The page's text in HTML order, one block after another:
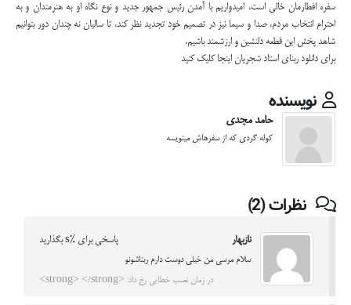
سفره افطارمان خالی است، امیدواریم با آمدن رئیس جمهور جدید و نوع نگاه او به هنرمندان و به
احترام انتخاب مردم، صدا و سیما نیز در تصمیم خود تجدید نظر کند، تا سالیان نه چندان دور بتوانیم
شاهد پخش این قطعه دلنشین و ارزشمند باشیم.
برای دانلود ربنای استاد شجریان اینجا کلیک کنید
نویسنده
حامد مجدی
کوله گردی که از سفرهاش مینویسه
نظرات (2)
نازبهار پاسخی برای %s بگذارید
سلام مرسی من خیلی دوست دارم ربناشونو
در زمان نصب خطایی رخ داد: <strong> </strong>